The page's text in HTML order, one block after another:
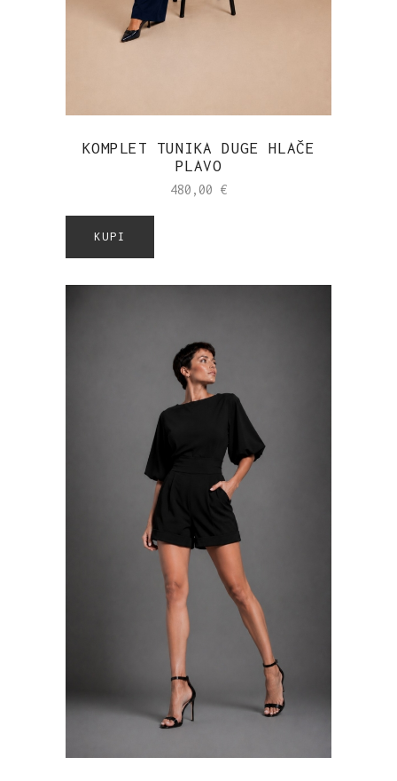
KOMPLET TUNIKA DUGE HLAČE
PLAVO
480,00 €
KUPI